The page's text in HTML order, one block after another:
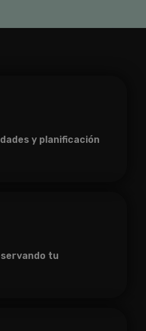
y planificación
tu